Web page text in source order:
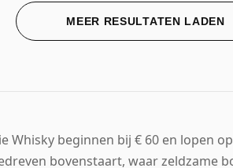
MEER RESULTATEN LADEN
Whisky beginnen bij € 60 en lopen
bovenstaart, waar zeldzame